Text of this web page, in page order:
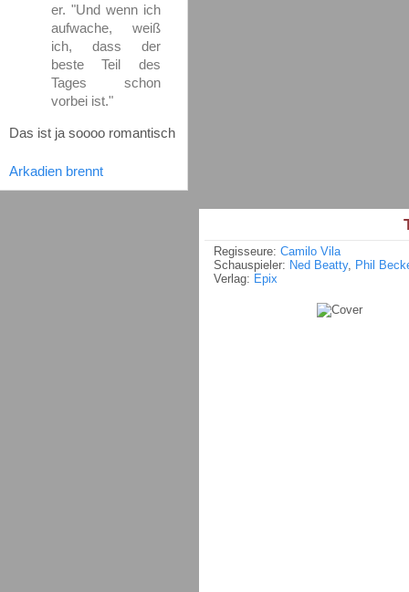
er. "Und wenn ich
aufwache, weiß
ich, dass der
beste Teil des
Tages schon
vorbei ist."
Das ist ja soooo romantisch
Arkadien brennt
Regisseure: Camilo Vila
Schauspieler: Ned Beatty, Phil
Verlag: Epix